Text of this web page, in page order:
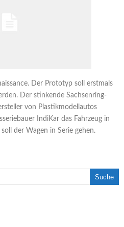
Der Prototyp soll erstmals
Der stinkende Sachsenring-
von Plastikmodellautos
IndiKar das Fahrzeug in
der Wagen in Serie gehen.